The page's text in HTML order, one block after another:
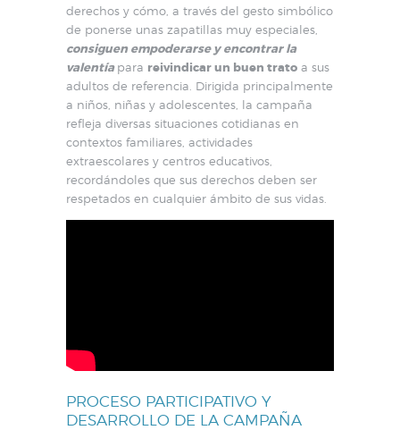
derechos y cómo, a través del gesto simbólico
de ponerse unas zapatillas muy especiales,
consiguen empoderarse y encontrar la
valentía para reivindicar un buen trato a sus
adultos de referencia. Dirigida principalmente
a niños, niñas y adolescentes, la campaña
refleja diversas situaciones cotidianas en
contextos familiares, actividades
extraescolares y centros educativos,
recordándoles que sus derechos deben ser
respetados en cualquier ámbito de sus vidas.
PROCESO PARTICIPATIVO Y
DESARROLLO DE LA CAMPAÑA